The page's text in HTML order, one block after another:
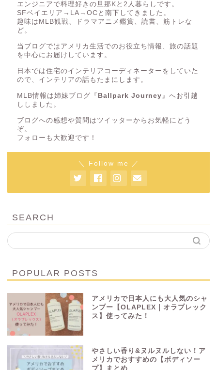
エンジニアで料理好きの旦那Kと2人暮らしです。
SFベイエリア→LA→OCと南下してきました。
趣味はMLB観戦、ドラマアニメ鑑賞、読書、筋トレな
ど。
当ブログではアメリカ生活でのお役立ち情報、旅の話題
を中心にお届けしています。
日本では住宅のインテリアコーディネーターをしていた
ので、インテリアの話もたまにします。
MLB情報は姉妹ブログ『 Ballpark Journey 』へお引越
ししました。
ブログへの感想や質問はツイッターからお気軽にどう
ぞ。
フォローも大歓迎です！
＼ Follow me ／
SEARCH
POPULAR POSTS
アメリカで日本人にも大人気のシャ
ンプー【OLAPLEX｜オラプレック
ス】使ってみた！
やさしい香り&ヌルヌルしない！ア
メリカでおすすめの【ボディソー
プ】まとめ